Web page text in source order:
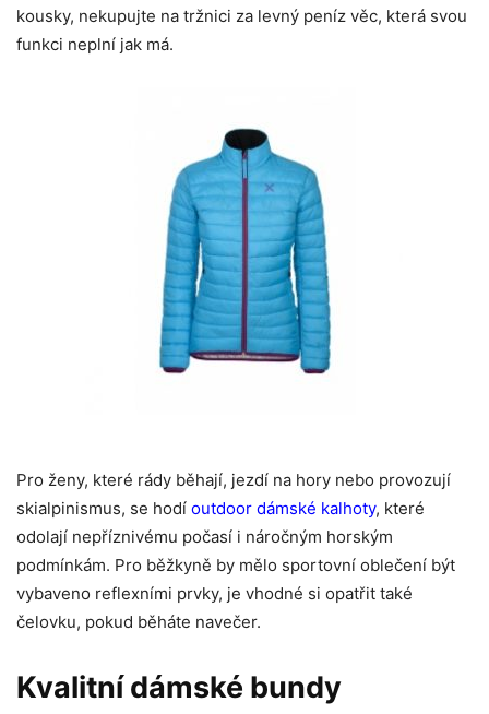
kousky, nekupujte na tržnici za levný peníz věc, která svou
funkci neplní jak má.
Pro ženy, které rády běhají, jezdí na hory nebo provozují
skialpinismus, se hodí outdoor dámské kalhoty, které
odolají nepříznivému počasí i náročným horským
podmínkám. Pro běžkyně by mělo sportovní oblečení být
vybaveno reflexními prvky, je vhodné si opatřit také
čelovku, pokud běháte navečer.
Kvalitní dámské bundy